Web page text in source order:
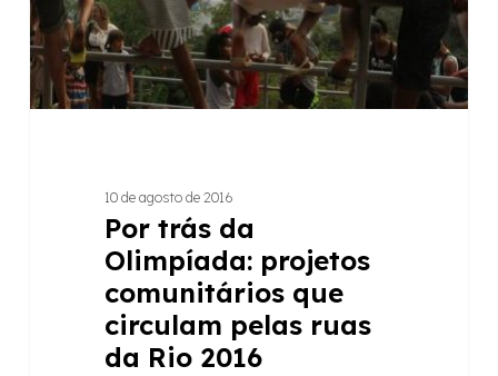
que
circulam
pelas
ruas
10 de agosto de 2016
Por trás da
Olimpíada: projetos
comunitários que
circulam pelas ruas
da Rio 2016